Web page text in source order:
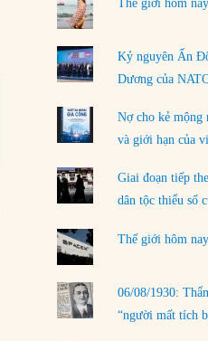
31/07/2026
Trật tự thế giới mới: Các
phải chịu đựng?
LOAD
Thế giới hôm
Kỷ nguyên Ấn
Dương của
Nợ cho kẻ mộng
và giới hạn của
Giai đoạn tiếp
dân tộc thiểu số
Thế giới hôm
06/08/1930:
“người mất tích